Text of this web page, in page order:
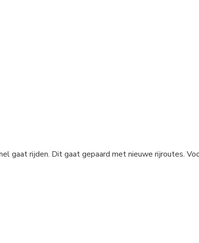
gaat rijden. Dit gaat gepaard met nieuwe rijroutes.